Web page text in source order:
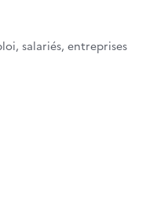
salariés, entreprises